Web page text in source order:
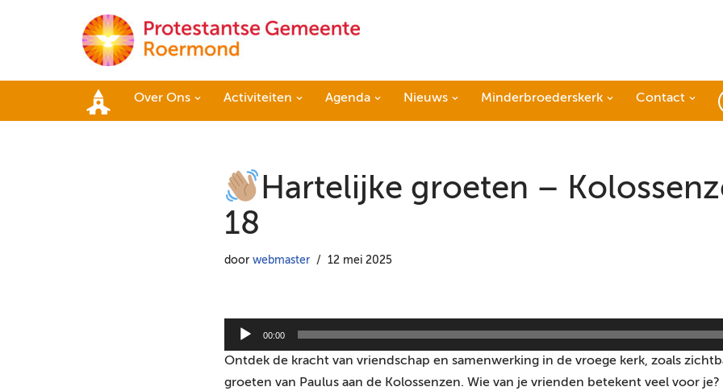
Home
Over Ons Activiteiten Agenda Nieuws Minderbroederskerk
Contact
Hartelijke groeten –
18
door webmaster 12 mei 2025
u
00:00
Ontdek de kracht van vriendschap en samenwerking in de vroege kerk, zoals
groeten van Paulus aan de Kolossenzen. Wie van je vrienden betekent veel voor